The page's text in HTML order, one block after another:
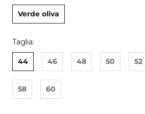
Verde oliva
Taglia:
44 46 48 50 52
58 60